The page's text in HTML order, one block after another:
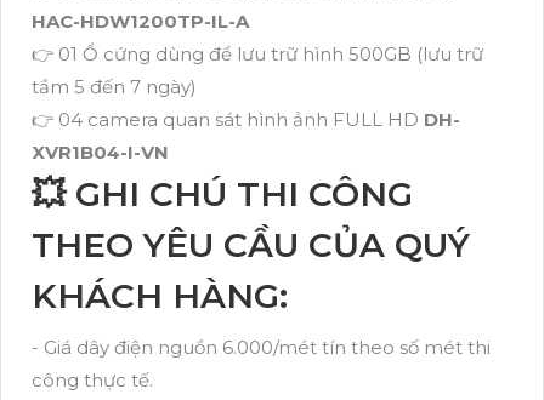
HAC-HDW1200TP-IL-A
👉 01 Ổ cứng dùng để lưu trữ hình 500GB (lưu trữ
tầm 5 đến 7 ngày)
👉 04 camera quan sát hình ảnh FULL HD DH-
XVR1B04-I-VN
💥 GHI CHÚ THI CÔNG
THEO YÊU CẦU CỦA QUÝ
KHÁCH HÀNG:
- Giá dây điện nguồn 6.000/mét tín theo số mét thi
công thực tế.